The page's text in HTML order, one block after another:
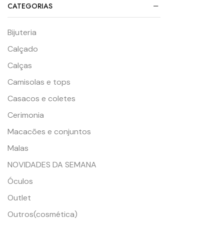
CATEGORIAS
Bijuteria
Calçado
Calças
Camisolas e tops
Casacos e coletes
Cerimonia
Macacões e conjuntos
Malas
NOVIDADES DA SEMANA
Óculos
Outlet
Outros(cosmética)